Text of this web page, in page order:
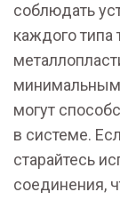
соблюдать
каждого
минимальным
могут
в системе.
старайтесь
соединения,